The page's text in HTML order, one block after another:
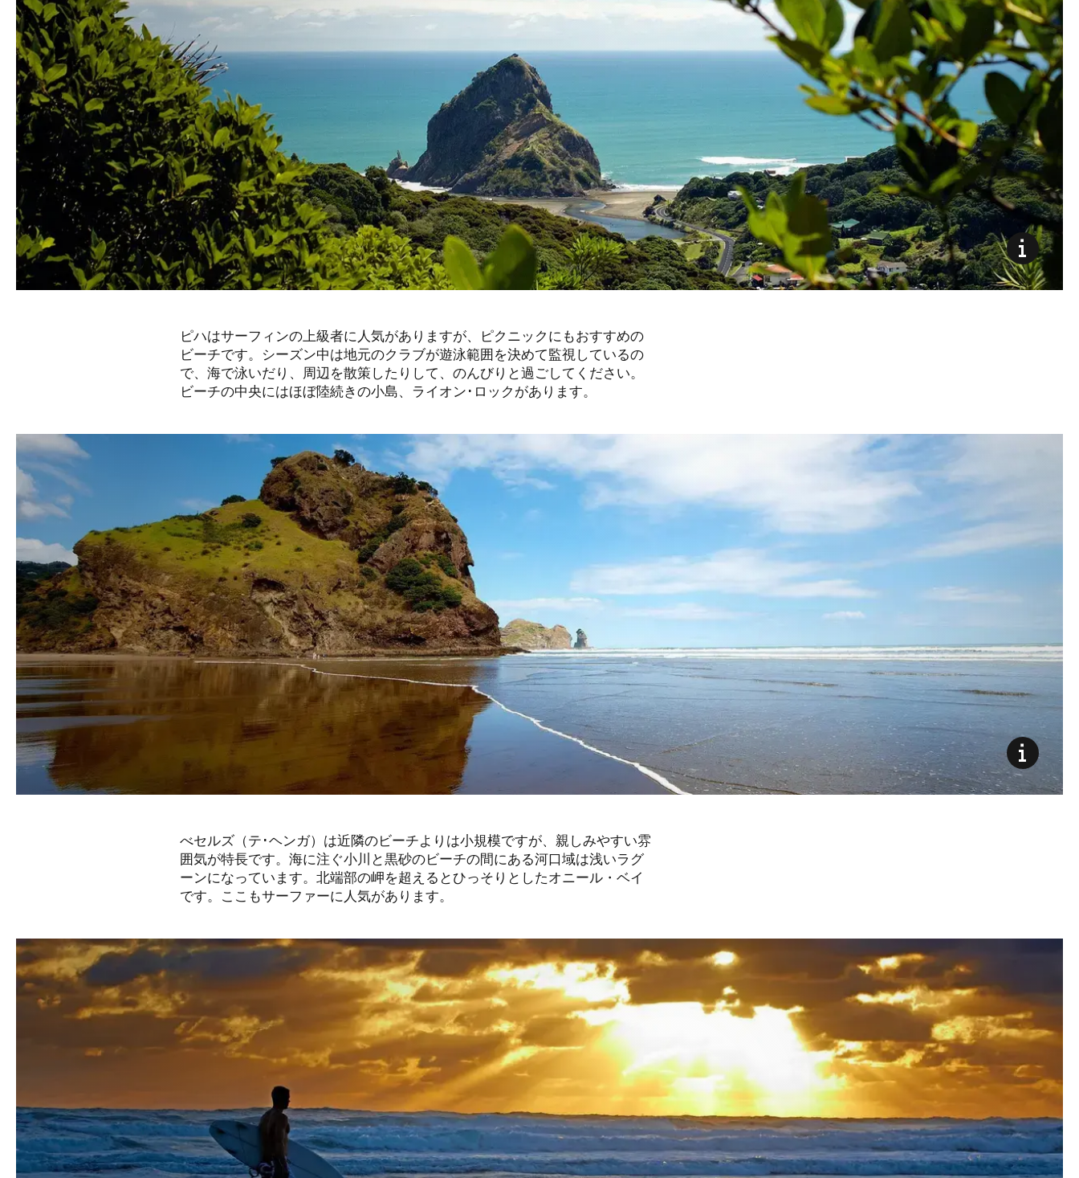
ピハはサーフィンの上級者に人気がありますが、ピクニックにもおすすめの
ビーチです。シーズン中は地元のクラブが遊泳範囲を決めて監視しているの
で、海で泳いだり、周辺を散策したりして、のんびりと過ごしてください。
ビーチの中央にはほぼ陸続きの小島、ライオン･ロックがあります。
べセルズ（テ･ヘンガ）は近隣のビーチよりは小規模ですが、親しみやすい雰
囲気が特長です。海に注ぐ小川と黒砂のビーチの間にある河口域は浅いラグ
ーンになっています。北端部の岬を超えるとひっそりとしたオニール・ベイ
です。ここもサーファーに人気があります。